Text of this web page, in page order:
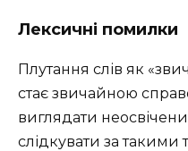
Лексичні помилки
Плутання слів як
стає звичайною
виглядати
слідкувати за